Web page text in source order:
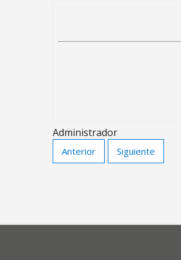
Administrador
Anterior Siguiente